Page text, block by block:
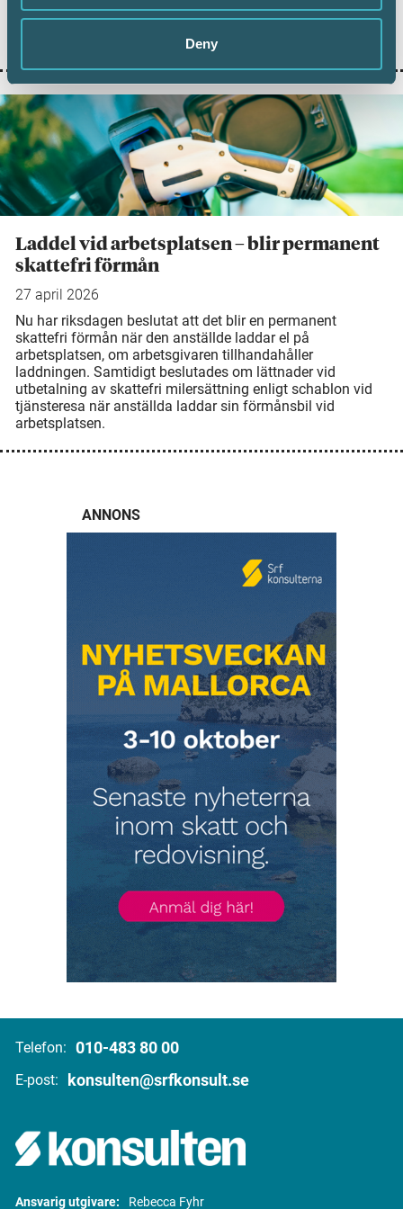
Deny
innebär att det inte längre är bostadsrättsföreningen som
ansvarar för dessa register. De nya reglerna föreslås börja
gälla den 1 januari 2027 - så här kan du förbereda dig.
Laddel vid arbetsplatsen – blir permanent
skattefri förmån
27 april 2026
Nu har riksdagen beslutat att det blir en permanent
skattefri förmån när den anställde laddar el på
arbetsplatsen, om arbetsgivaren tillhandahåller
laddningen. Samtidigt beslutades om lättnader vid
utbetalning av skattefri milersättning enligt schablon vid
tjänsteresa när anställda laddar sin förmånsbil vid
arbetsplatsen.
ANNONS
Telefon: 010-483 80 00
E-post: konsulten@srfkonsult.se
Ansvarig utgivare: Rebecca Fyhr